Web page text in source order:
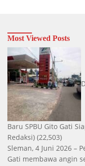
Most Viewed Posts
Baru SPBU Gito Gati
Redaksi) (22,503)
Sleman, 4 Juni 2026 –
Gati membawa angin